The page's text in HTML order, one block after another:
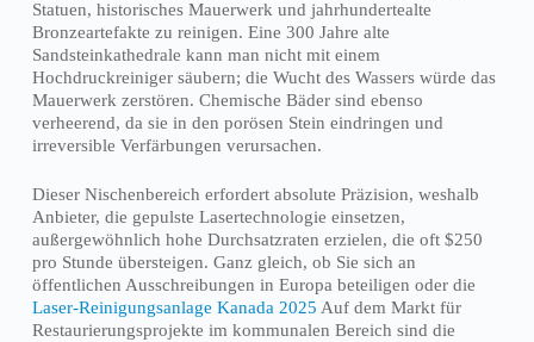
Statuen, historisches Mauerwerk und jahrhundertealte
Bronzeartefakte zu reinigen. Eine 300 Jahre alte
Sandsteinkathedrale kann man nicht mit einem
Hochdruckreiniger säubern; die Wucht des Wassers würde das
Mauerwerk zerstören. Chemische Bäder sind ebenso
verheerend, da sie in den porösen Stein eindringen und
irreversible Verfärbungen verursachen.
Dieser Nischenbereich erfordert absolute Präzision, weshalb
Anbieter, die gepulste Lasertechnologie einsetzen,
außergewöhnlich hohe Durchsatzraten erzielen, die oft $250
pro Stunde übersteigen. Ganz gleich, ob Sie sich an
öffentlichen Ausschreibungen in Europa beteiligen oder die
Laser-Reinigungsanlage Kanada 2025 Auf dem Markt für
Restaurierungsprojekte im kommunalen Bereich sind die